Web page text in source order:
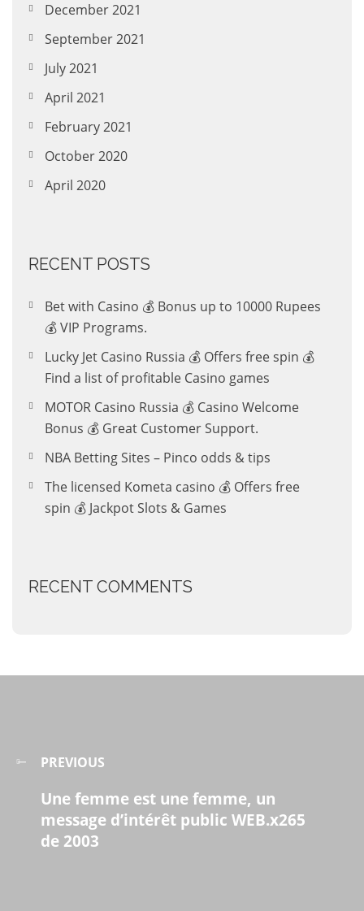
December 2021
September 2021
July 2021
April 2021
February 2021
October 2020
April 2020
RECENT POSTS
Bet with Casino 💰 Bonus up to 10000 Rupees
💰 VIP Programs.
Lucky Jet Casino Russia 💰 Offers free spin 💰
Find a list of profitable Casino games
MOTOR Casino Russia 💰 Casino Welcome
Bonus 💰 Great Customer Support.
NBA Betting Sites – Pinco odds & tips
The licensed Kometa casino 💰 Offers free
spin 💰 Jackpot Slots & Games
RECENT COMMENTS
PREVIOUS
Une femme est une femme, un
message d’intérêt public WEB.x265
de 2003